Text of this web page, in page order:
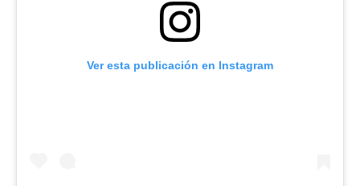
Ver esta publicación en Instagram